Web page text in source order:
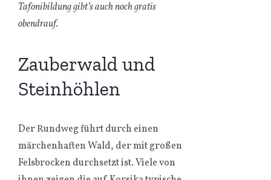
Tafonibildung gibt’s auch noch gratis
obendrauf.
Zauberwald und
Steinhöhlen
Der Rundweg führt durch einen
märchenhaften Wald, der mit großen
Felsbrocken durchsetzt ist. Viele von